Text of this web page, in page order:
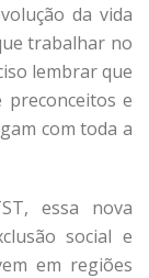
da vida
trabalhar no
lembrar que
e
com toda a
essa nova
social e
em regiões